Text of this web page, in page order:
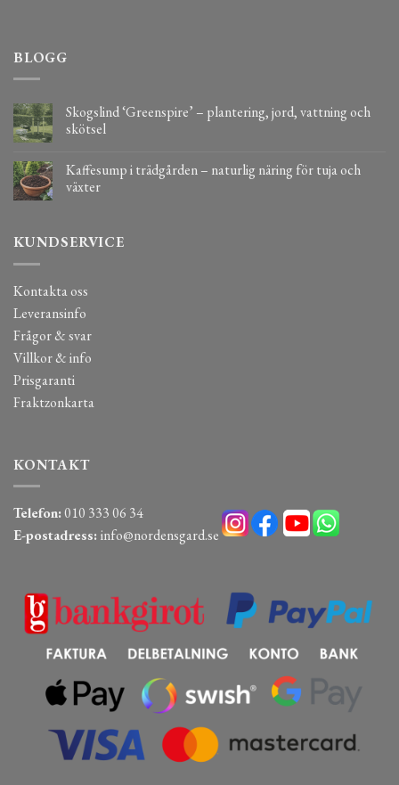
BLOGG
Skogslind ‘Greenspire’ – plantering, jord, vattning och
skötsel
Kaffesump i trädgården – naturlig näring för tuja och
växter
KUNDSERVICE
Kontakta oss
Leveransinfo
Frågor & svar
Villkor & info
Prisgaranti
Fraktzonkarta
KONTAKT
Telefon:010 333 06 34
E-postadress: info@nordensgard.se